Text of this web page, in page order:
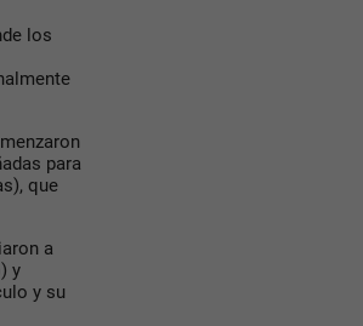
los
para
que
a
y
y su